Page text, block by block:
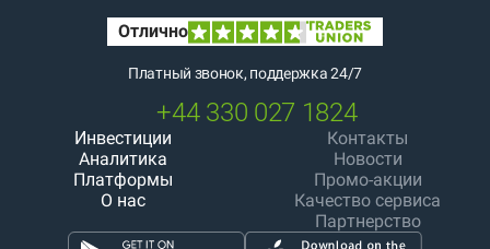
Платный звонок, поддержка 24/7
+44 330 027 1824
Инвестиции
Аналитика
Платформы
О нас
Контакты
Новости
Промо-акции
Качество сервиса
Партнерство